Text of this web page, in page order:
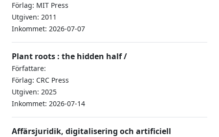
Förlag: MIT Press
Utgiven: 2011
Inkommet: 2026-07-07
Plant roots : the hidden half /
Författare:
Förlag: CRC Press
Utgiven: 2025
Inkommet: 2026-07-14
Affärsjuridik, digitalisering och artificiell